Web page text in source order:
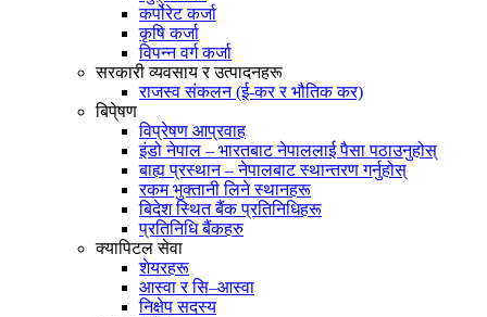
कर्पोरेट कर्जा
कृषि कर्जा
विपन्न वर्ग कर्जा
सरकारी व्यवसाय र उत्पादनहरू
राजस्व संकलन (ई-कर र भौतिक कर)
बिपे्षण
विप्रेषण आप्रवाह
इंडो नेपाल – भारतबाट नेपाललाई पैसा पठाउनुहोस्
बाह्य प्रस्थान – नेपालबाट स्थान्तरण गर्नुहोस्
रकम भुक्तानी लिने स्थानहरू
बिदेश स्थित बैंक प्रतिनिधिहरू
प्रतिनिधि बैंकहरु
क्यापिटल सेवा
शेयरहरू
आस्वा र सि–आस्वा
निक्षेप सदस्य